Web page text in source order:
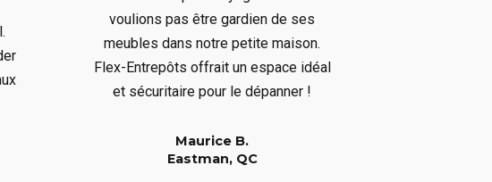
voulions pas être gardien de ses
meubles dans notre petite maison.
Flex-Entrepôts offrait un espace idéal
et sécuritaire pour le dépanner !
Maurice B.
Eastman, QC